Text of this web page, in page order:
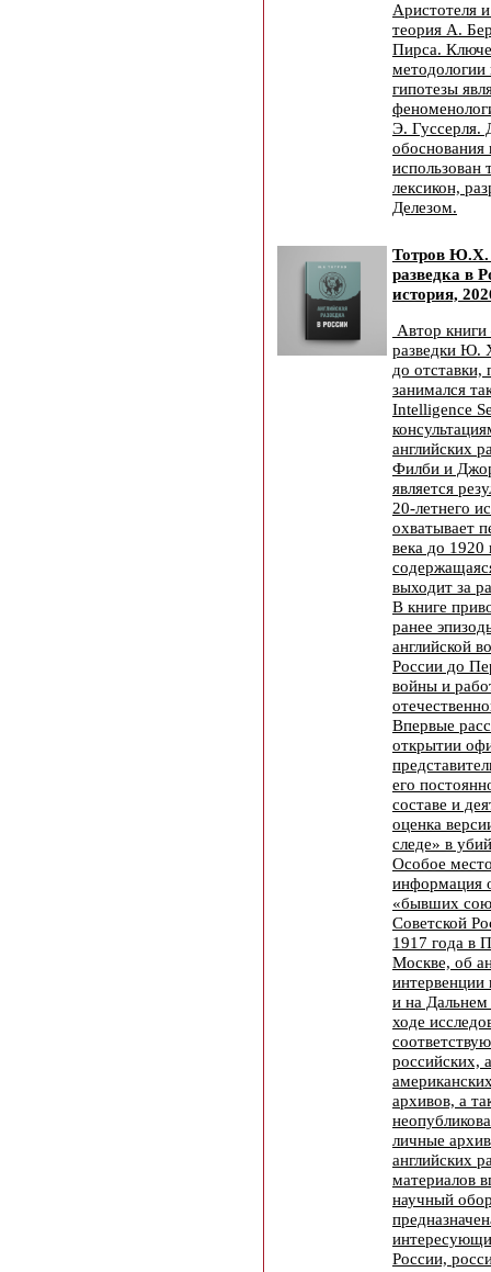
Аристотеля
теория А.
Пирса.
методологии
гипотезы
Э. Гуссерля.
обоснования
использован
лексикон,
Делезом.
Тотров Ю.Х.
разведка в
история,
Автор
разведки Ю.
до
занимался
Intelligence
английских
Филби и
является
20-летнего
охватывает
века до 1920
выходит за
В книге
ранее
английской
России до
войны и
Впервые
открытии
его
составе и
оценка
следе» в
Особое
информация
«бывших
Советской
1917 года в
Москве, об
и на
ходе
российских,
архивов, а
личные
английских
материалов
научный
России,